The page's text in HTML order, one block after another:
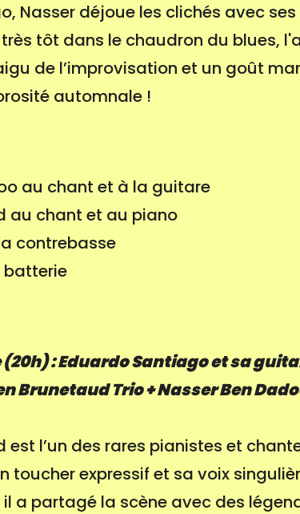
Nasser déjoue les clichés avec
tôt dans le chaudron du blues,
de l’improvisation et un goût
automnale !
au chant et à la guitare
au chant et au piano
contrebasse
batterie
: Eduardo Santiago et sa
Brunetaud Trio + Nasser Ben
est l’un des rares pianistes et
toucher expressif et sa voix
a partagé la scène avec des